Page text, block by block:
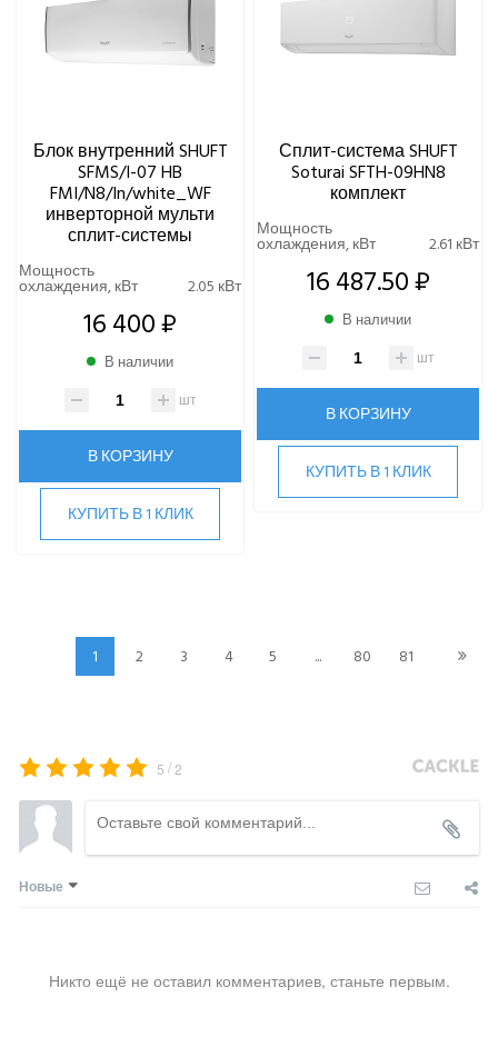
Блок внутренний SHUFT
SFMS/I-07 HB
FMI/N8/In/white_WF
инверторной мульти
сплит-системы
Мощность
охлаждения, кВт 2.05 кВт
16 400 ₽
В наличии
шт
В КОРЗИНУ
КУПИТЬ В 1 КЛИК
Сплит-система SHUFT
Soturai SFTH-09HN8
комплект
Мощность
охлаждения, кВт 2.61 кВт
16 487.50 ₽
В наличии
шт
В КОРЗИНУ
КУПИТЬ В 1 КЛИК
1 2 3 4 5 ... 80 81
5 /2
Новые
Никто ещё не оставил комментариев, станьте первым.